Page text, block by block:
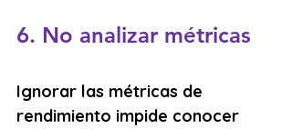
6. No analizar métricas
Ignorar las métricas de
rendimiento impide conocer